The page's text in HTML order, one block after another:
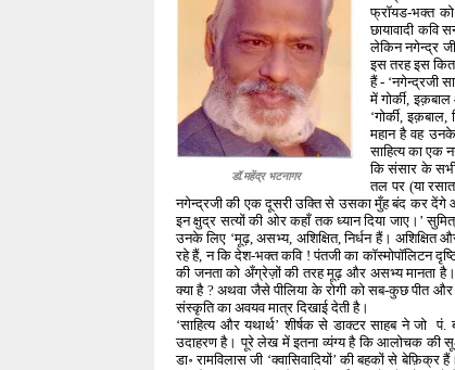
डॉ.महेंद्र भटनागर
फ्रॉयड-भक्त
छायावादी
लेकिन नगेन्द्र
इस तरह इस
हैं - ‘नगेन्द्रजी
में गोर्की,
‘गोर्की,
महान है वह उनके
साहित्य का एक
कि संसार के सभी
तल पर (या
नगेन्द्रजी की एक दूसरी उक्ति से उसका मुँह बंद कर देंगे
इन क्षुद्र सत्यों की ओर कहाँ तक ध्यान दिया जाए।’
उनके लिए ‘मूढ़, असभ्य, अशिक्षित, निर्धन हैं।
रहे हैं, न कि देश-भक्त कवि ! पंतजी का कॉस्मोपॉलिटन
की जनता को अँग्रेज़ों की तरह मूढ़ और असभ्य मानता
क्या है ? अथवा जैसे पीलिया के रोगी को सब-कुछ पीत और
संस्कृति का अवयव मात्र दिखाई देती है।
‘साहित्य और यथार्थ’ शीर्षक से डाक्टर साहब ने जो पं.
उदाहरण है। पूरे लेख में इतना व्यंग्य है कि आलोचक की
डा॰ रामविलास जी ‘क्वासिवादियों’ की बहकों से